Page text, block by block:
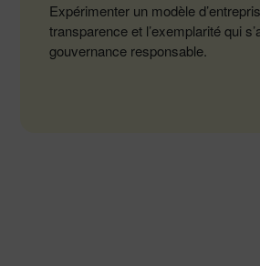
Expérimenter un modèle
transparence et l’exemplarité qui
gouvernance responsable.